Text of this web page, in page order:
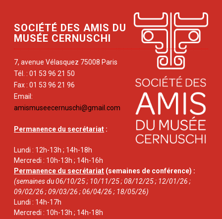
SOCIÉTÉ DES AMIS DU
MUSÉE CERNUSCHI
7, avenue Vélasquez 75008 Paris
Tél. : 01 53 96 21 50
Fax : 01 53 96 21 96
Email:
amismuseecernuschi@gmail.com
Permanence du secrétariat :
Lundi : 12h-13h ; 14h-18h
Mercredi : 10h-13h ; 14h-16h
Permanence du secrétariat (semaines de conférence) :
(semaines du 06/10/25 ; 10/11/25 ; 08/12/25 ; 12/01/26 ;
09/02/26 ; 09/03/26 ; 06/04/26 ; 18/05/26)
Lundi : 14h-17h
Mercredi : 10h-13h ; 14h-18h